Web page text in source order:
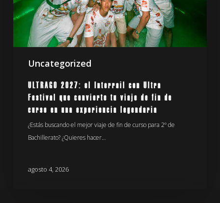
Uncategorized
que
convierte
viaje
curso
experiencia
ULTRAGO 2027: el Interrail con Ultra
Festival que convierte tu viaje de fin de
curso en una experiencia legendaria
¿Estás buscando el mejor viaje de fin de curso para 2º de
Bachillerato? ¿Quieres hacer…
agosto 4, 2026